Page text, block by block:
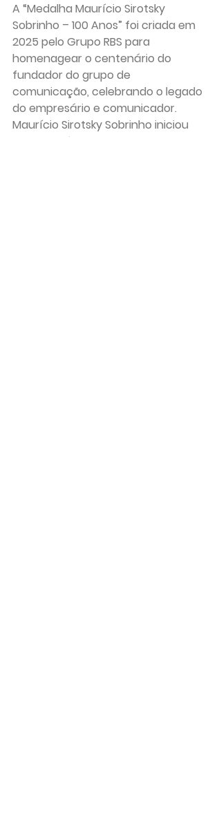
A “Medalha Maurício Sirotsky
Sobrinho – 100 Anos” foi criada em
2025 pelo Grupo RBS para
homenagear o centenário do
fundador do grupo de
comunicação, celebrando o legado
do empresário e comunicador.
Maurício Sirotsky Sobrinho iniciou
sua trajetória como comunicador